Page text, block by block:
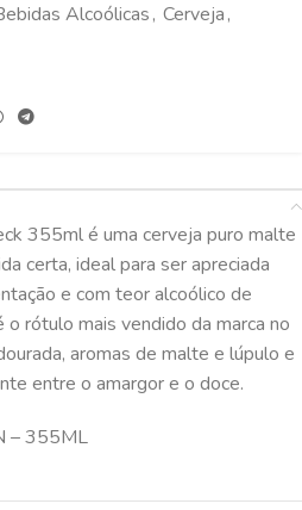
Alcoólicas, Cerveja,
355ml é uma cerveja puro malte
certa, ideal para ser apreciada
e com teor alcoólico de
rótulo mais vendido da marca no
aromas de malte e lúpulo e
entre o amargor e o doce.
– 355ML